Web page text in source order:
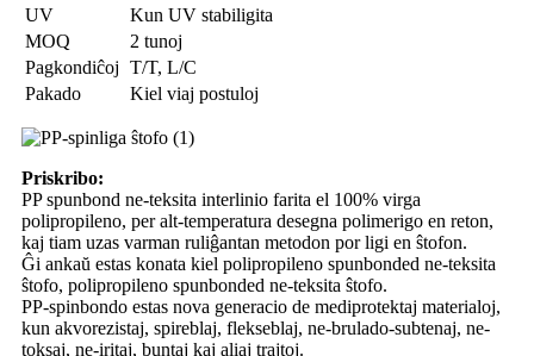
UV
Kun UV stabiligita
MOQ
2 tunoj
Pagkondiĉoj T/T, L/C
Pakado
Kiel viaj postuloj
Priskribo:
PP spunbond ne-teksita interlinio farita el 100% virga
polipropileno, per alt-temperatura desegna polimerigo en reton,
kaj tiam uzas varman ruliĝantan metodon por ligi en ŝtofon.
Ĝi ankaŭ estas konata kiel polipropileno spunbonded ne-teksita
ŝtofo, polipropileno spunbonded ne-teksita ŝtofo.
PP-spinbondo estas nova generacio de mediprotektaj materialoj,
kun akvorezistaj, spireblaj, flekseblaj, ne-brulado-subtenaj, ne-
toksaj, ne-iritaj, buntaj kaj aliaj trajtoj.